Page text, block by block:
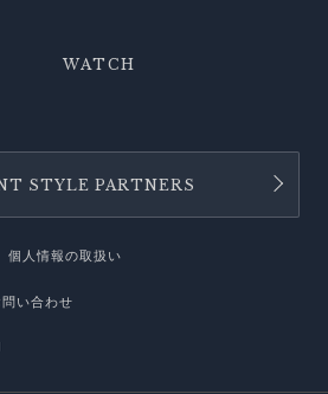
WATCH
STYLE PARTNERS
個人情報の取扱い
問い合わせ